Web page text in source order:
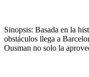
Sinopsis: Basada en la
obstáculos llega a
Ousman no solo la